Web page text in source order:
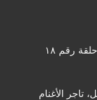
رقم ١٨
تاجر الأغنام